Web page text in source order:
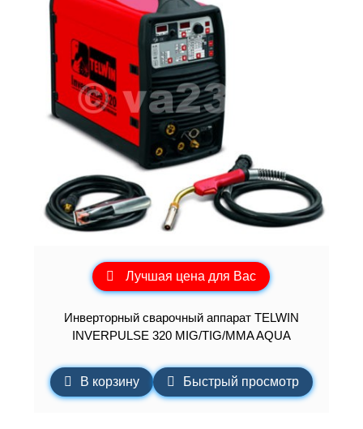
Лучшая цена для Вас
Инверторный сварочный аппарат TELWIN
INVERPULSE 320 MIG/TIG/MMA AQUA
В корзину Быстрый просмотр